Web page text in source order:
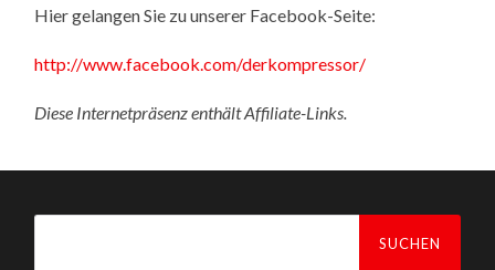
Hier gelangen Sie zu unserer Facebook-Seite:
http://www.facebook.com/derkompressor/
Diese Internetpräsenz enthält Affiliate-Links.